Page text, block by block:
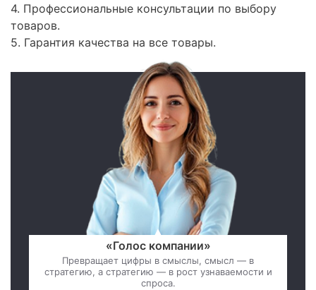
4. Профессиональные консультации по выбору
товаров.
5. Гарантия качества на все товары.
«Голос компании»
Превращает цифры в смыслы, смысл — в
стратегию, а стратегию — в рост узнаваемости и
спроса.